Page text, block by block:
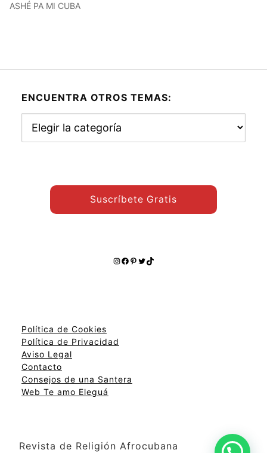
ASHÉ PA MI CUBA
ENCUENTRA OTROS TEMAS:
otros
Suscríbete Gratis
Instagram
Facebook
Pinterest
Twitter
TikTok
Política de Cookies
Política de Privacidad
Aviso Legal
Contacto
Consejos de una Santera
Web Te amo Eleguá
Revista de Religión Afrocubana